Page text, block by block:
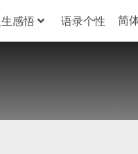
感悟 语录个性